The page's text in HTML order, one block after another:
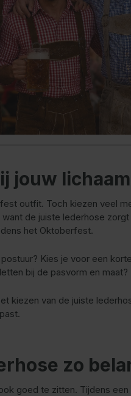
jouw
outfit. Toch kiezen veel
de juiste lederhose
het Oktoberfest.
Kies je voor een
bij de pasvorm en maat?
kiezen van de juiste
zo
goed te zitten. Tijdens